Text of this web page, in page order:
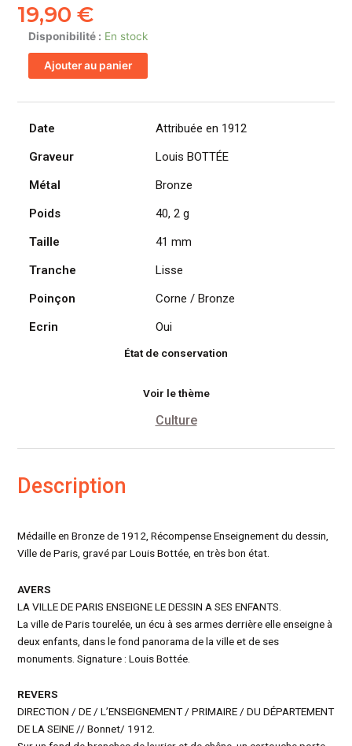
19,90€
Disponibilité : En stock
quantité
de
Médaille
récompense,
Enseignement
dessin,
Paris
Louis
Ajouter au panier
Date
Attribuée en 1912
Graveur
Louis BOTTÉE
Métal
Bronze
Poids
40, 2 g
Taille
41 mm
Tranche
Lisse
Poinçon
Corne / Bronze
Ecrin
Oui
État de conservation
Voir le thème
Culture
Description
Médaille en Bronze de 1912, Récompense Enseignement du dessin,
Ville de Paris, gravé par Louis Bottée, en très bon état.
AVERS
LA VILLE DE PARIS ENSEIGNE LE DESSIN A SES ENFANTS.
La ville de Paris tourelée, un écu à ses armes derrière elle enseigne à
deux enfants, dans le fond panorama de la ville et de ses
monuments. Signature : Louis Bottée.
REVERS
DIRECTION / DE / L’ENSEIGNEMENT / PRIMAIRE / DU DÉPARTEMENT
DE LA SEINE // Bonnet/ 1912.